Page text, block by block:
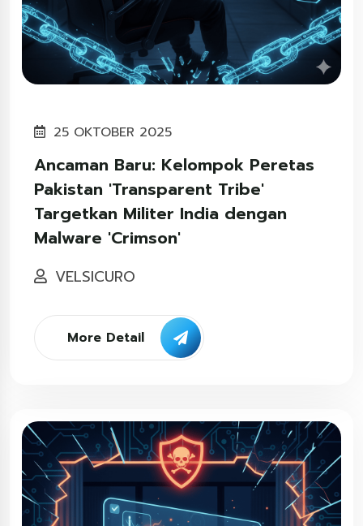
25 OKTOBER 2025
Ancaman Baru: Kelompok Peretas
Pakistan 'Transparent Tribe'
Targetkan Militer India dengan
Malware 'Crimson'
VELSICURO
More Detail